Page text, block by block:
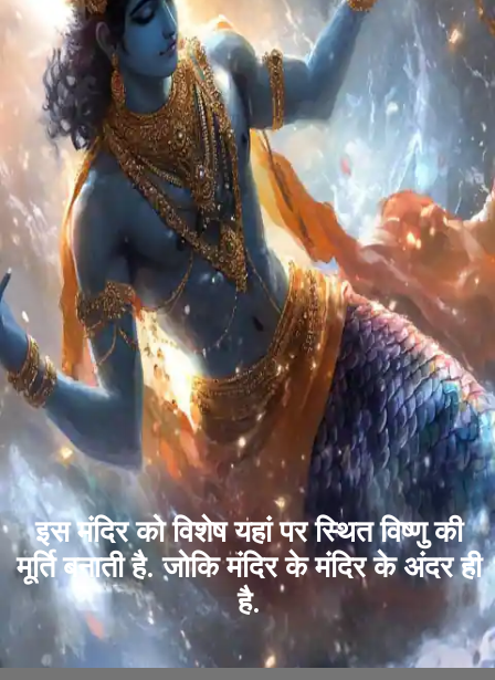
इस मंदिर को विशेष यहां पर स्थित विष्णु की
मूर्ति बनाती है. जोकि मंदिर के मंदिर के अंदर ही
है.